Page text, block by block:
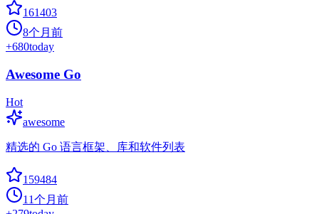
161403
8个月前
+680today
Awesome Go
Hot
awesome
精选的 Go 语言框架、库和软件列表
159484
11个月前